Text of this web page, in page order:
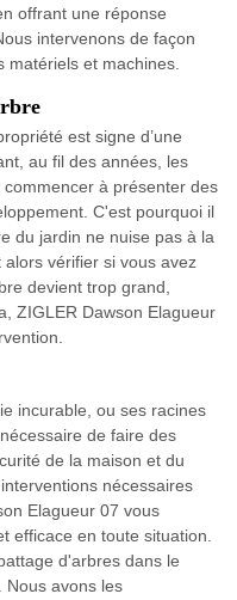
offrant une réponse
intervenons de façon
matériels et machines.
est signe d’une
au fil des années, les
à présenter des
C'est pourquoi il
du jardin ne nuise pas à la
vérifier si vous avez
devient trop grand,
ZIGLER Dawson Elagueur
incurable, ou ses racines
de faire des
de la maison et du
nécessaires
Elagueur 07 vous
efficace en toute situation.
d'arbres dans le
Nous avons les